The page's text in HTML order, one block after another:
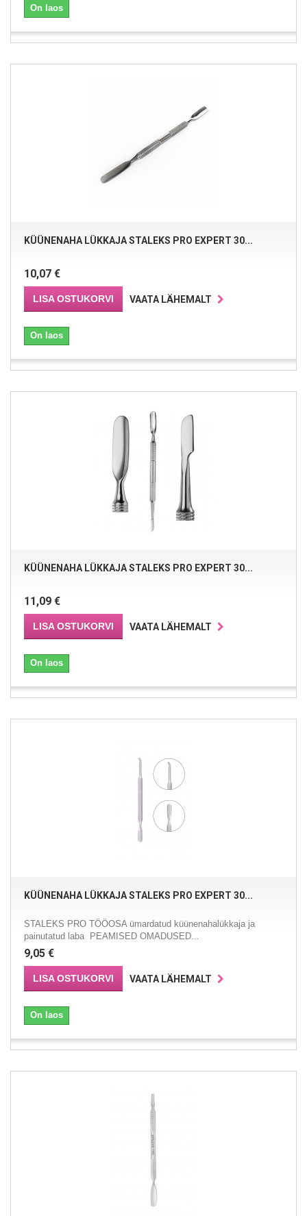
On laos
KÜÜNENAHA LÜKKAJA STALEKS PRO EXPERT 30...
10,07 €
LISA OSTUKORVI VAATA LÄHEMALT
On laos
KÜÜNENAHA LÜKKAJA STALEKS PRO EXPERT 30...
11,09 €
LISA OSTUKORVI VAATA LÄHEMALT
On laos
KÜÜNENAHA LÜKKAJA STALEKS PRO EXPERT 30...
STALEKS PRO TÖÖOSA ümardatud küünenahalükkaja ja
painutatud laba PEAMISED OMADUSED...
9,05 €
LISA OSTUKORVI VAATA LÄHEMALT
On laos